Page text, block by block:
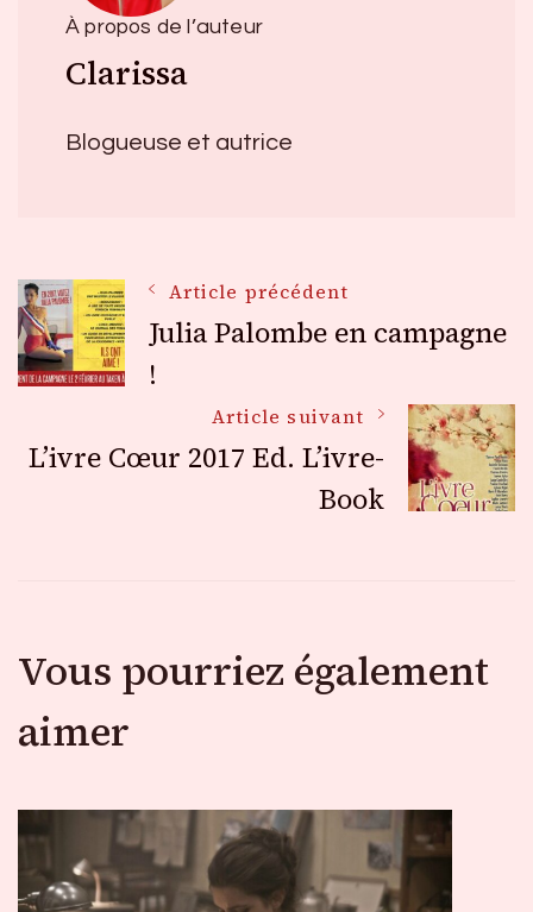
À propos de l’auteur
Clarissa
Blogueuse et autrice
Navigation
des
articles
Article précédent
Julia Palombe en campagne
!
Article suivant
L’ivre Cœur 2017 Ed. L’ivre-
Book
Vous pourriez également
aimer